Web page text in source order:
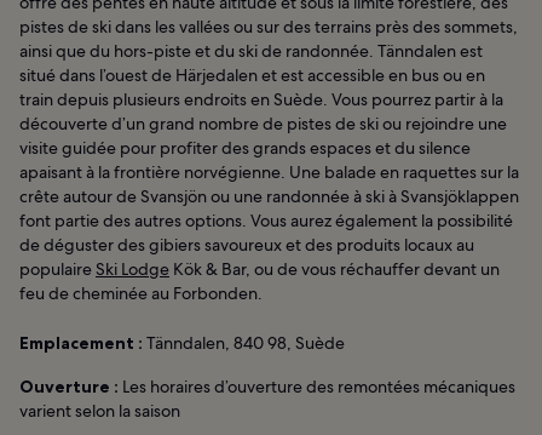
pistes de ski dans les vallées ou sur des terrains près des sommets,
ainsi que du hors-piste et du ski de randonnée. Tänndalen est
situé dans l’ouest de Härjedalen et est accessible en bus ou en
train depuis plusieurs endroits en Suède. Vous pourrez partir à la
découverte d’un grand nombre de pistes de ski ou rejoindre une
visite guidée pour profiter des grands espaces et du silence
apaisant à la frontière norvégienne. Une balade en raquettes sur la
crête autour de Svansjön ou une randonnée à ski à Svansjöklappen
font partie des autres options. Vous aurez également la possibilité
de déguster des gibiers savoureux et des produits locaux au
populaireSki Lodge Kök & Bar, ou de vous réchauffer devant un
feu de cheminée au Forbonden.
Emplacement : Tänndalen, 840 98, Suède
Ouverture : Les horaires d’ouverture des remontées mécaniques
varient selon la saison